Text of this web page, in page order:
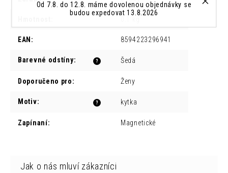
Od 7.8. do 12.8. máme dovolenou objednávky se
budou expedovat 13.8.2026
EAN : 8594223296941
?
Barevné odstíny: Šedá
Doporučeno pro: Ženy
?
Motiv: kytka
Zapínaní: Magnetické